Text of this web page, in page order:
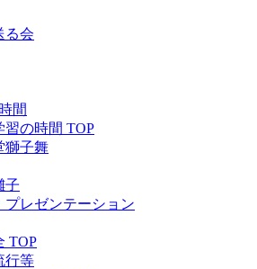
る会
間
習の時間 TOP
獅子舞
子
プレゼンテーション
TOP
行等